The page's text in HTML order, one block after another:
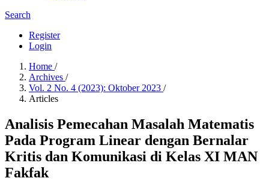
Search
Register
Login
Home /
Archives /
Vol. 2 No. 4 (2023): Oktober 2023 /
Articles
Analisis Pemecahan Masalah Matematis
Pada Program Linear dengan Bernalar
Kritis dan Komunikasi di Kelas XI MAN
Fakfak